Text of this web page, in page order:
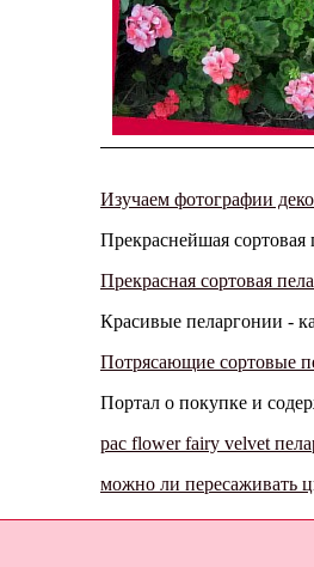
Изучаем фотографии
Прекраснейшая сортовая
Прекрасная сортовая
Красивые пеларгонии -
Потрясающие сортовые
Портал о покупке и
pac flower fairy velvet
можно ли пересаживать